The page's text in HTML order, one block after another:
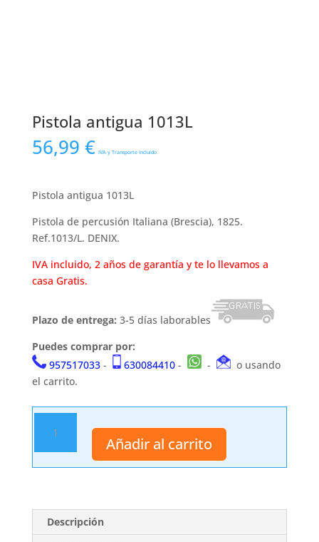
Pistola antigua 1013L
56,99 € IVA y Transporte Incluido
Pistola antigua 1013L
Pistola de percusión Italiana (Brescia), 1825.
Ref.1013/L. DENIX.
IVA incluido, 2 años de garantía y te lo llevamos a
casa Gratis.
Plazo de entrega: 3-5 días laborables
Puedes comprar por:
957517033- 630084410- -
o usando
el carrito.
antigua
1013L
cantidad
Añadir al carrito
Descripción